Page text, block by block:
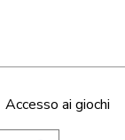
Accesso ai giochi